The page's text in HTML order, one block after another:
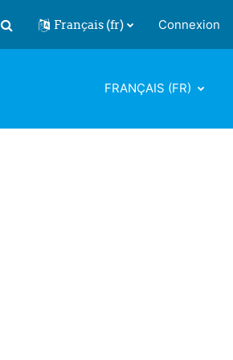
Activer/désactiver la saisie de
Français ‎(fr)‎ Connexion
FRANÇAIS ‎(FR)‎